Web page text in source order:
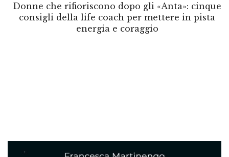
Donne che rifioriscono dopo gli «Anta»: cinque
consigli della life coach per mettere in pista
energia e coraggio